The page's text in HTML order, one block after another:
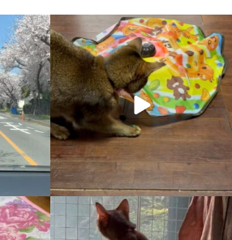
utatane_taxi
1月 4
utatane_taxi